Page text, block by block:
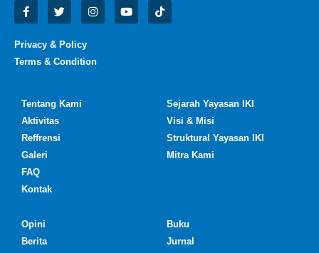
Privacy & Policy
Terms & Condition
Tentang Kami
Aktivitas
Reffrensi
Galeri
FAQ
Kontak
Sejarah Yayasan IKI
Visi & Misi
Struktural Yayasan IKI
Mitra Kami
Opini
Berita
Buku
Jurnal